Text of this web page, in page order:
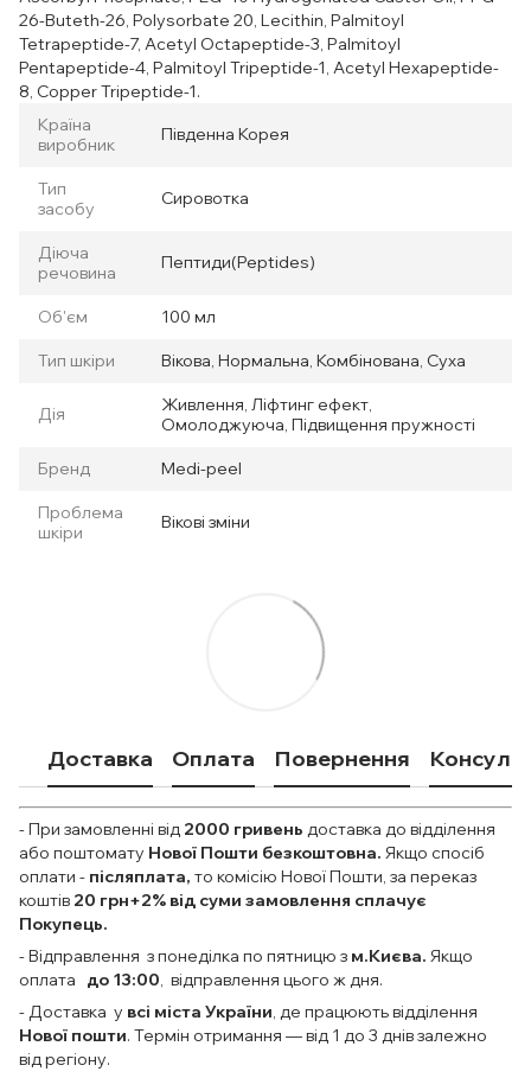
26-Buteth-26, Polysorbate 20, Lecithin, Palmitoyl
Tetrapeptide-7, Acetyl Octapeptide-3, Palmitoyl
Pentapeptide-4, Palmitoyl Tripeptide-1, Acetyl Hexapeptide-
8, Copper Tripeptide-1.
Країна
виробник
Південна Корея
Тип
засобу
Сировотка
Діюча
речовина
Пептиди(Peptides)
Об'єм 100 мл
Тип шкіри Вікова, Нормальна, Комбінована, Суха
Дія
Живлення, Ліфтинг ефект,
Омолоджуюча, Підвищення пружності
Бренд Medi-peel
Проблема
шкіри
Вікові зміни
Доставка Оплата Повернення
- При замовленні від 2000 гривень доставка до відділення
або поштомату Нової Пошти безкоштовна. Якщо спосіб
оплати - післяплата, то комісію Нової Пошти, за переказ
коштів 20 грн+2% від суми замовлення сплачує
Покупець.
- Відправлення з понеділка по пятницю з м.Києва. Якщо
оплата до 13:00 , відправлення цього ж дня.
- Доставка у всі міста України , де працюють відділення
Нової пошти. Термін отримання — від 1 до 3 днів залежно
від регіону.